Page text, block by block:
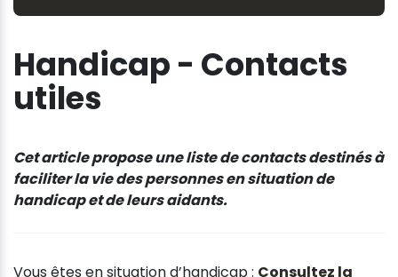
Handicap - Contacts
utiles
Cet article propose une liste de contacts destinés à
faciliter la vie des personnes en situation de
handicap et de leurs aidants.
Vous êtes en situation d’handicap : Consultez la